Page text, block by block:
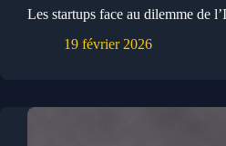
Les startups face au dilemme de
19 février 2026